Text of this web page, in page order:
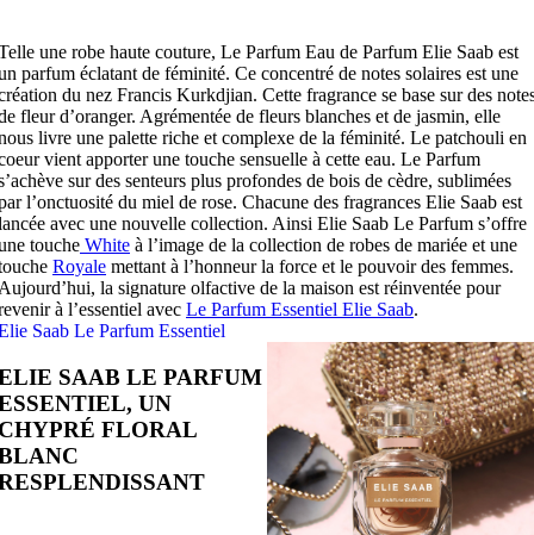
une robe haute couture, Le Parfum Eau de Parfum Elie Saab est
parfum éclatant de féminité. Ce concentré de notes solaires est une
du nez Francis Kurkdjian. Cette fragrance se base sur des
fleur d’oranger. Agrémentée de fleurs blanches et de jasmin, elle
livre une palette riche et complexe de la féminité. Le patchouli en
vient apporter une touche sensuelle à cette eau. Le Parfum
sur des senteurs plus profondes de bois de cèdre, sublimées
l’onctuosité du miel de rose. Chacune des fragrances Elie Saab est
avec une nouvelle collection. Ainsi Elie Saab Le Parfum s’offre
touche White à l’image de la collection de robes de mariée et une
Royale mettant à l’honneur la force et le pouvoir des femmes.
la signature olfactive de la maison est réinventée pour
à l’essentiel avec Le Parfum Essentiel Elie Saab.
Saab Le Parfum Essentiel
SAAB LE PARFUM
UN
FLORAL